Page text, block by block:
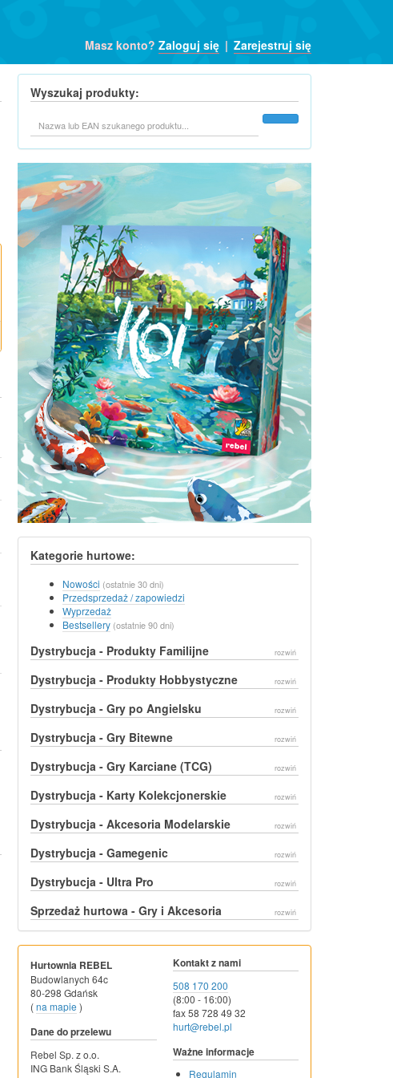
Masz konto? Zaloguj się | Zarejestruj się
Wyszukaj produkty:
Kategorie hurtowe:
Nowości (ostatnie 30 dni)
Przedsprzedaż / zapowiedzi
Wyprzedaż
Bestsellery (ostatnie 90 dni)
Dystrybucja - Produkty Familijne rozwiń
Dystrybucja - Produkty Hobbystyczne rozwiń
Dystrybucja - Gry po Angielsku rozwiń
Dystrybucja - Gry Bitewne rozwiń
Dystrybucja - Gry Karciane (TCG) rozwiń
Dystrybucja - Karty Kolekcjonerskie rozwiń
Dystrybucja - Akcesoria Modelarskie rozwiń
Dystrybucja - Gamegenic rozwiń
Dystrybucja - Ultra Pro rozwiń
Sprzedaż hurtowa - Gry i Akcesoria rozwiń
Hurtownia REBEL
Budowlanych 64c
80-298 Gdańsk
(na mapie )
Dane do przelewu
Rebel Sp. z o.o.
ING Bank Śląski S.A.
Kontakt z nami
508 170 200
(8:00 - 16:00)
fax 58 728 49 32
hurt@rebel.pl
Ważne informacje
Regulamin